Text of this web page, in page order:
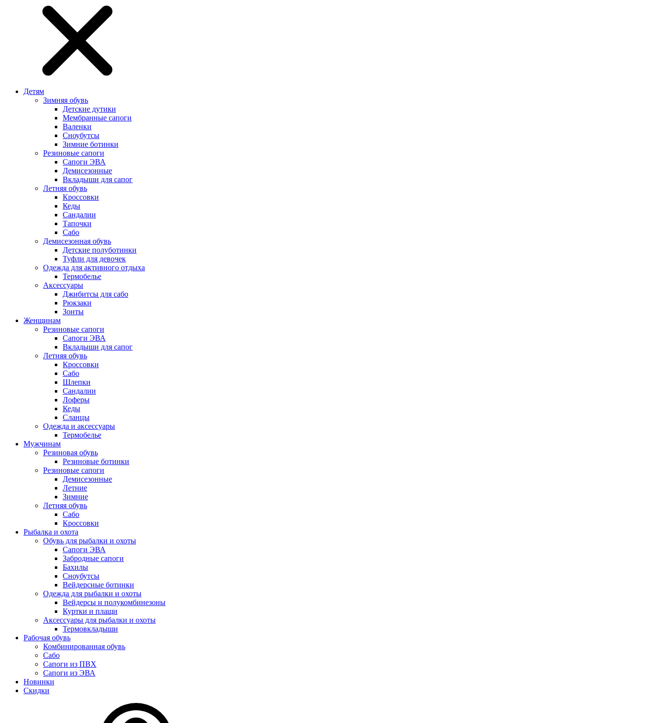
Детям
Зимняя обувь
Детские дутики
Мембранные сапоги
Валенки
Сноубутсы
Зимние ботинки
Резиновые сапоги
Сапоги ЭВА
Демисезонные
Вкладыши для сапог
Летняя обувь
Кроссовки
Кеды
Сандалии
Тапочки
Сабо
Демисезонная обувь
Детские полуботинки
Туфли для девочек
Одежда для активного отдыха
Термобелье
Аксессуары
Джибитсы для сабо
Рюкзаки
Зонты
Женщинам
Резиновые сапоги
Cапоги ЭВА
Вкладыши для сапог
Летняя обувь
Кроссовки
Сабо
Шлепки
Сандалии
Лоферы
Кеды
Сланцы
Одежда и аксессуары
Термобелье
Мужчинам
Резиновая обувь
Резиновые ботинки
Резиновые сапоги
Демисезонные
Летние
Зимние
Летняя обувь
Сабо
Кроссовки
Рыбалка и охота
Обувь для рыбалки и охоты
Сапоги ЭВА
Забродные сапоги
Бахилы
Сноубутсы
Вейдерсные ботинки
Одежда для рыбалки и охоты
Вейдерсы и полукомбинезоны
Куртки и плащи
Аксессуары для рыбалки и охоты
Термовкладыши
Рабочая обувь
Комбинированная обувь
Сабо
Сапоги из ПВХ
Сапоги из ЭВА
Новинки
Скидки